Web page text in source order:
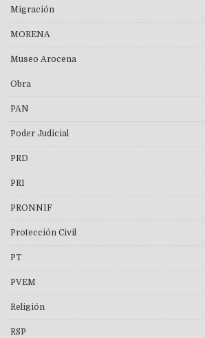
Migración
MORENA
Museo Arocena
Obra
PAN
Poder Judicial
PRD
PRI
PRONNIF
Protección Civil
PT
PVEM
Religión
RSP